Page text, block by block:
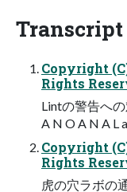
Transcript
Copyright
Rights
Lintの警告へ
A N O A N A L
Copyright
Rights
虎の穴ラボの